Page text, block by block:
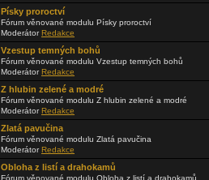
Písky proroctví
Fórum věnované modulu Písky proroctví
ModerátorRedakce
Vzestup temných bohů
Fórum věnované modulu Vzestup temných bohů
ModerátorRedakce
Z hlubin zelené a modré
Fórum věnované modulu Z hlubin zelené a modré
ModerátorRedakce
Zlatá pavučina
Fórum věnované modulu Zlatá pavučina
ModerátorRedakce
Obloha z listí a drahokamů
Fórum věnované modulu Obloha z listí a drahokamů